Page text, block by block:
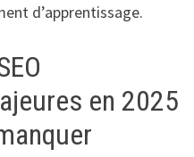
d’apprentissage.
en 2025